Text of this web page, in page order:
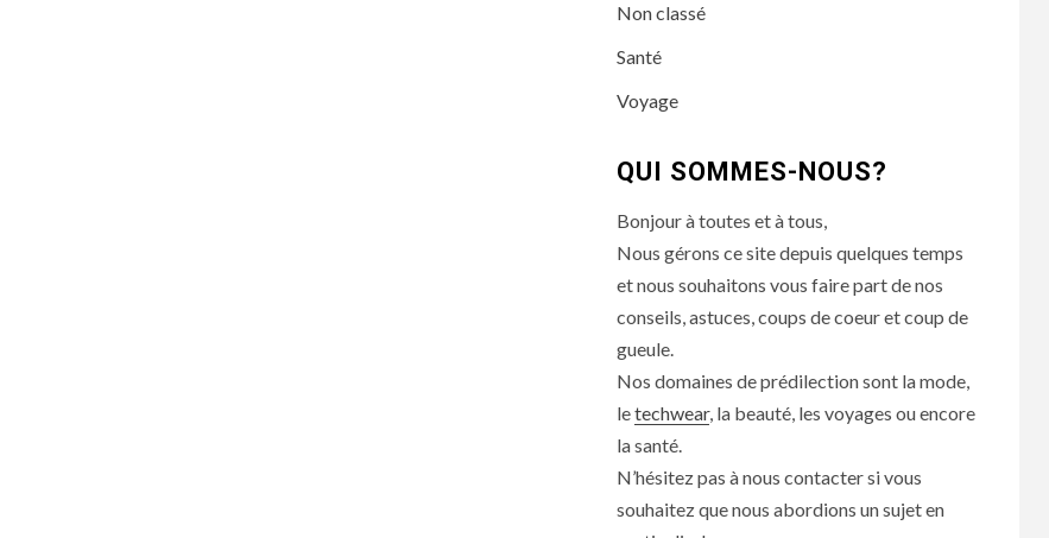
Non classé
Santé
Voyage
QUI SOMMES-NOUS?
Bonjour à toutes et à tous,
Nous gérons ce site depuis quelques temps
et nous souhaitons vous faire part de nos
conseils, astuces, coups de coeur et coup de
gueule.
Nos domaines de prédilection sont la mode,
letechwear, la beauté, les voyages ou encore
la santé.
N’hésitez pas à nous contacter si vous
souhaitez que nous abordions un sujet en